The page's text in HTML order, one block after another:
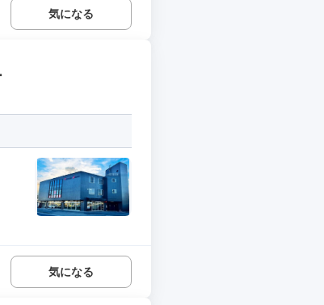
気になる
気になる